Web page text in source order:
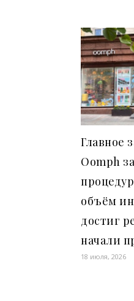
Главное
Oomph
объём
достиг
начали
18 июля, 2026